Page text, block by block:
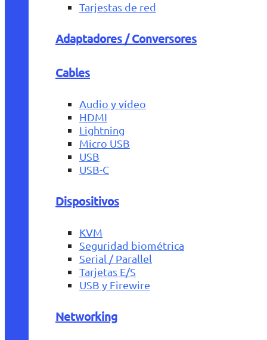
Tarjestas de red
Adaptadores / Conversores
Cables
Audio y vídeo
HDMI
Lightning
Micro USB
USB
USB-C
Dispositivos
KVM
Seguridad biométrica
Serial / Parallel
Tarjetas E/S
USB y Firewire
Networking